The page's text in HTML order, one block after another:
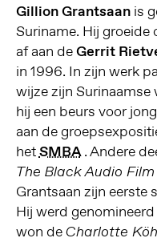
Gillion Grantsaanis
Suriname. Hij groeide
af aan deGerrit
in 1996. In zijn werk
wijze zijn
hij een beurs voor
aan de
hetSMBA . Andere
The Black Audio
Grantsaan zijn eerste
Hij werd
won deCharlotte